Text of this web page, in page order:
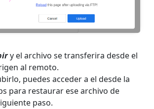
y el archivo se transferira desde el
al remoto.
puedes acceder a el desde la
para restaurar ese archivo de
paso.